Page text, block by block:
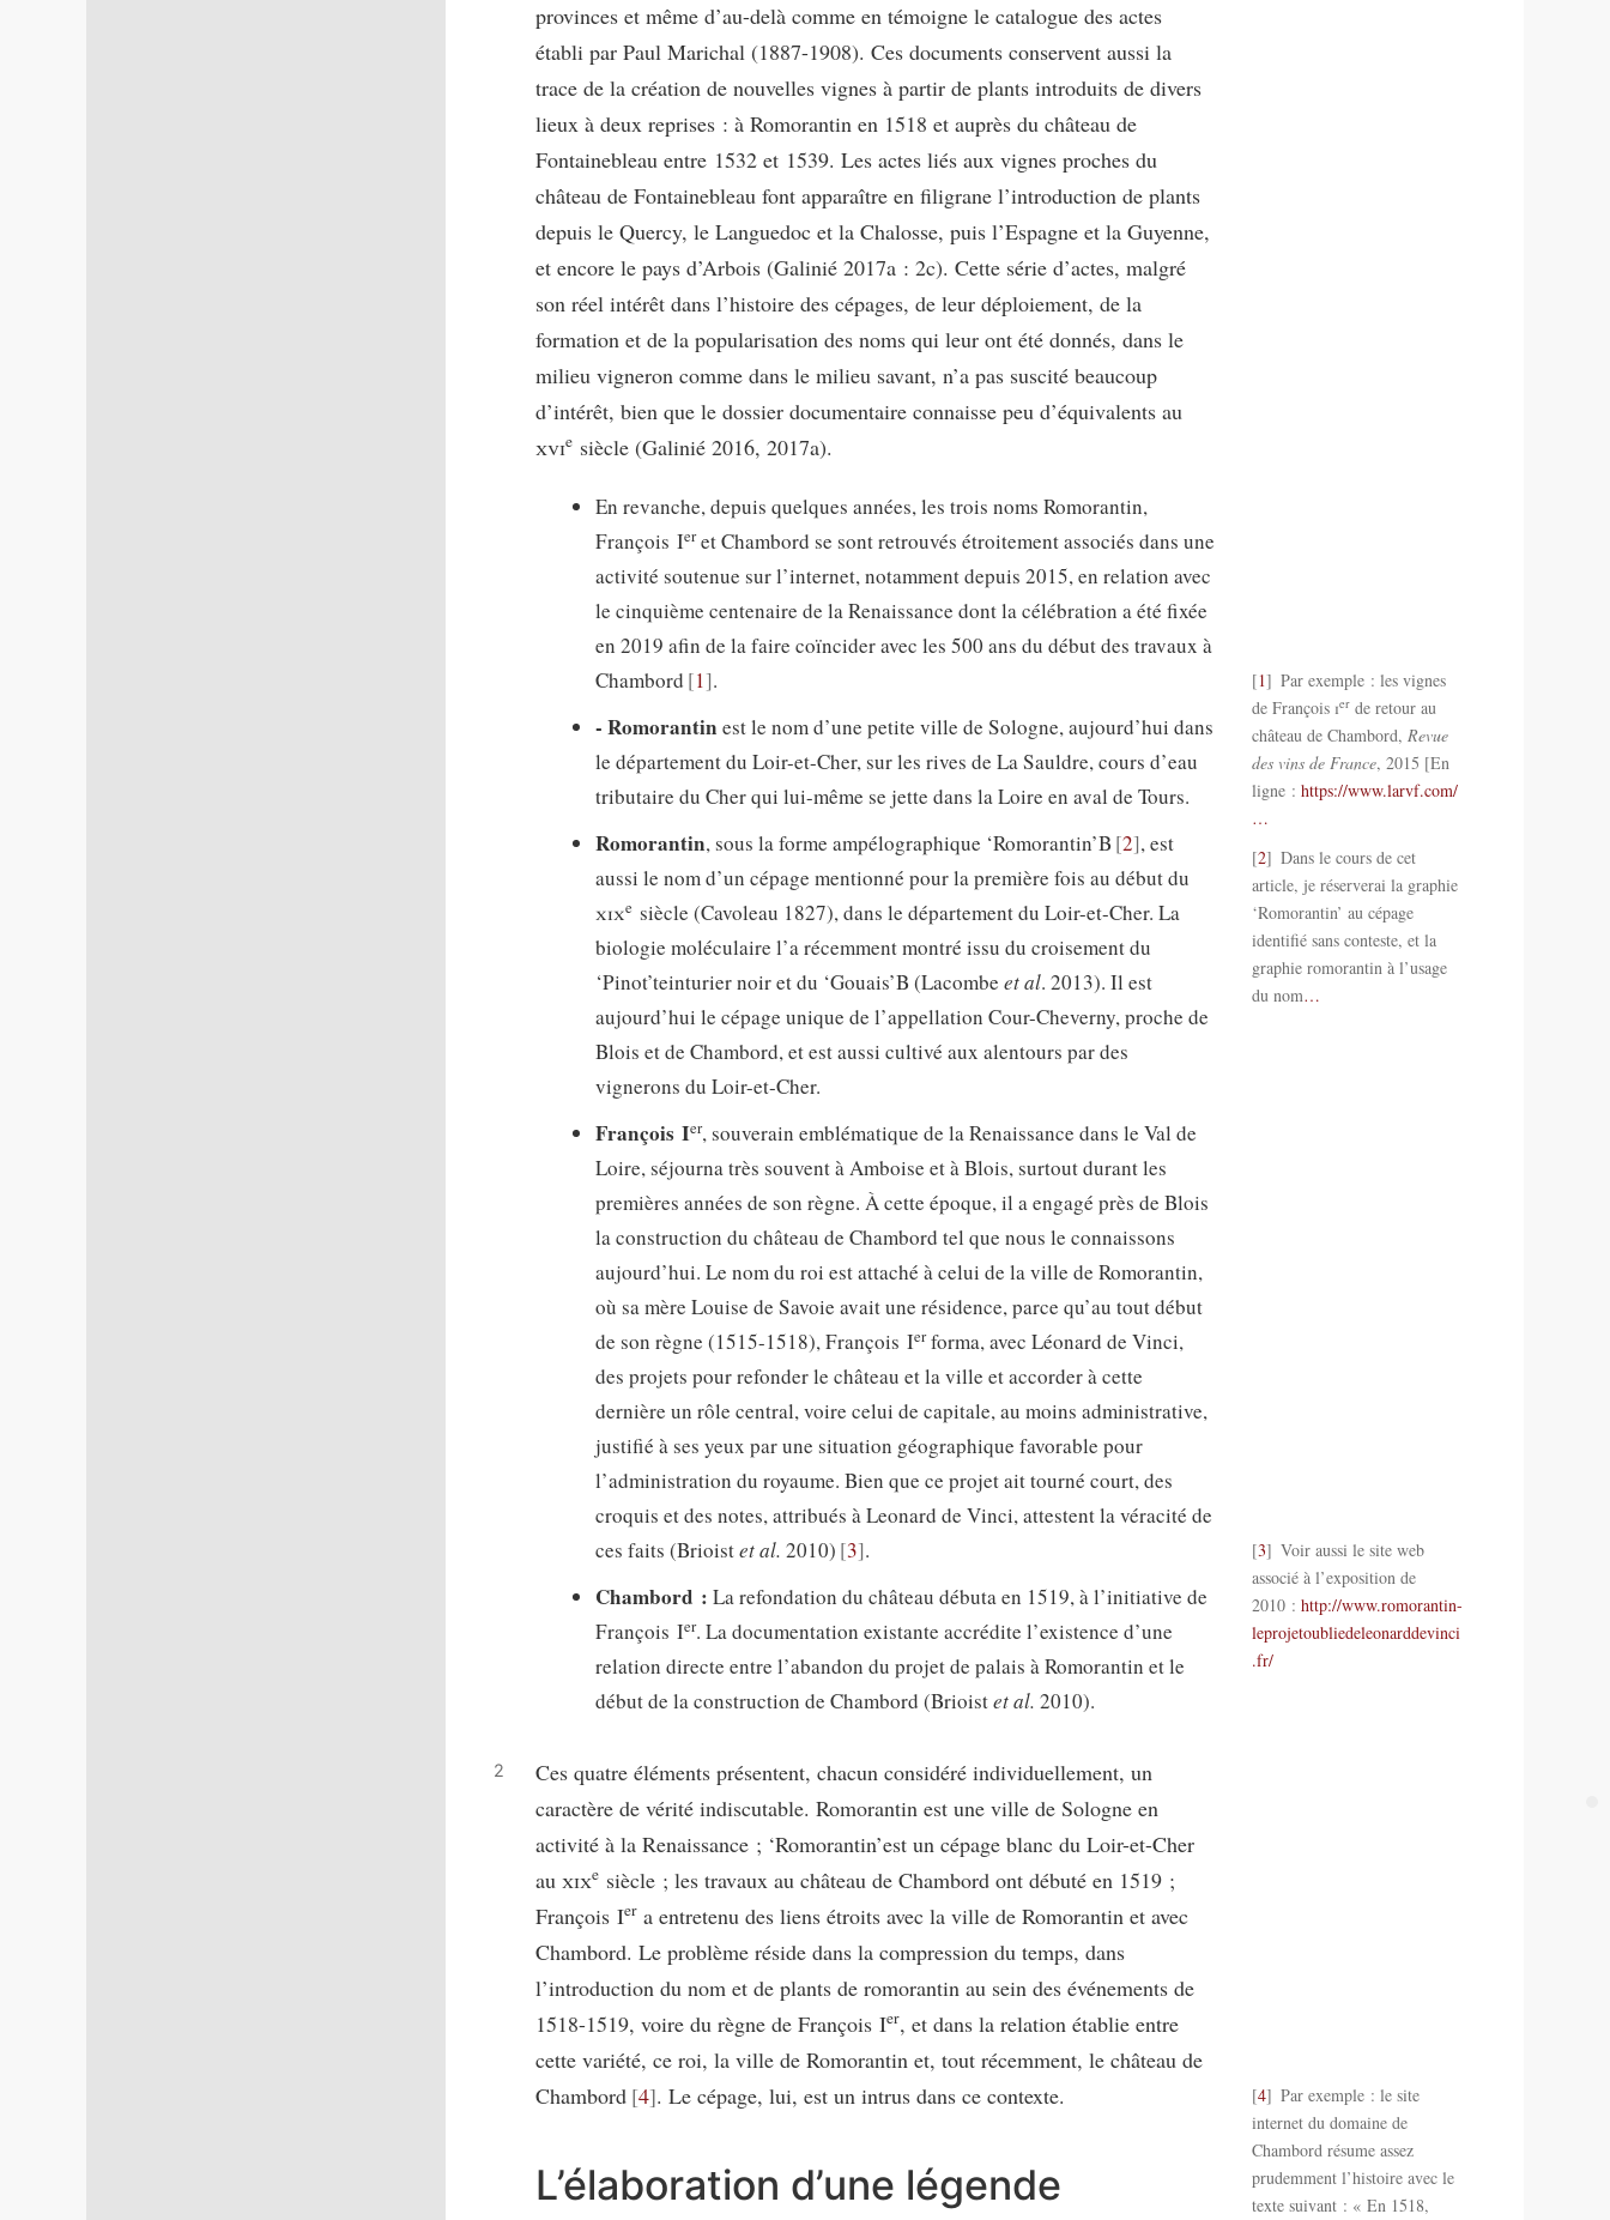
provinces et même d’au-delà comme en témoigne le catalogue des actes
établi par Paul Marichal (1887-1908). Ces documents conservent aussi la
trace de la création de nouvelles vignes à partir de plants introduits de divers
lieux à deux reprises : à Romorantin en 1518 et auprès du château de
Fontainebleau entre 1532 et 1539. Les actes liés aux vignes proches du
château de Fontainebleau font apparaître en filigrane l’introduction de plants
depuis le Quercy, le Languedoc et la Chalosse, puis l’Espagne et la Guyenne,
et encore le pays d’Arbois (Galinié 2017a : 2c). Cette série d’actes, malgré
son réel intérêt dans l’histoire des cépages, de leur déploiement, de la
formation et de la popularisation des noms qui leur ont été donnés, dans le
milieu vigneron comme dans le milieu savant, n’a pas suscité beaucoup
d’intérêt, bien que le dossier documentaire connaisse peu d’équivalents au
xvie siècle (Galinié 2016, 2017a).
En revanche, depuis quelques années, les trois noms Romorantin,
François Ieret Chambord se sont retrouvés étroitement associés dans une
activité soutenue sur l’internet, notamment depuis 2015, en relation avec
le cinquième centenaire de la Renaissance dont la célébration a été fixée
en 2019 afin de la faire coïncider avec les 500 ans du début des travaux à
Chambord 1 .
- Romorantin est le nom d’une petite ville de Sologne, aujourd’hui dans
le département du Loir-et-Cher, sur les rives de La Sauldre, cours d’eau
tributaire du Cher qui lui-même se jette dans la Loire en aval de Tours.
Romorantin, sous la forme ampélographique ‘Romorantin’B 2 , est
aussi le nom d’un cépage mentionné pour la première fois au début du
xixe siècle (Cavoleau 1827), dans le département du Loir-et-Cher. La
biologie moléculaire l’a récemment montré issu du croisement du
‘Pinot’teinturier noir et du ‘Gouais’B (Lacombe et al. 2013). Il est
aujourd’hui le cépage unique de l’appellation Cour-Cheverny, proche de
Blois et de Chambord, et est aussi cultivé aux alentours par des
vignerons du Loir-et-Cher.
François Ier, souverain emblématique de la Renaissance dans le Val de
Loire, séjourna très souvent à Amboise et à Blois, surtout durant les
premières années de son règne. À cette époque, il a engagé près de Blois
la construction du château de Chambord tel que nous le connaissons
aujourd’hui. Le nom du roi est attaché à celui de la ville de Romorantin,
où sa mère Louise de Savoie avait une résidence, parce qu’au tout début
de son règne (1515-1518), François Ierforma, avec Léonard de Vinci,
des projets pour refonder le château et la ville et accorder à cette
dernière un rôle central, voire celui de capitale, au moins administrative,
justifié à ses yeux par une situation géographique favorable pour
l’administration du royaume. Bien que ce projet ait tourné court, des
croquis et des notes, attribués à Leonard de Vinci, attestent la véracité de
ces faits (Brioistet al. 2010) 3 .
Chambord : La refondation du château débuta en 1519, à l’initiative de
François Ier. La documentation existante accrédite l’existence d’une
relation directe entre l’abandon du projet de palais à Romorantin et le
début de la construction de Chambord (Brioistet al. 2010).
Ces quatre éléments présentent, chacun considéré individuellement, un
caractère de vérité indiscutable. Romorantin est une ville de Sologne en
activité à la Renaissance ; ‘Romorantin’est un cépage blanc du Loir-et-Cher
au xixe siècle ; les travaux au château de Chambord ont débuté en 1519 ;
François Ier a entretenu des liens étroits avec la ville de Romorantin et avec
Chambord. Le problème réside dans la compression du temps, dans
l’introduction du nom et de plants de romorantin au sein des événements de
1518-1519, voire du règne de François Ier, et dans la relation établie entre
cette variété, ce roi, la ville de Romorantin et, tout récemment, le château de
Chambord 4 . Le cépage, lui, est un intrus dans ce contexte.
L’élaboration d’une légende
1
Par exemple : les vignes
de François ierde retour au
château de Chambord, Revue
des vins de France, 2015 [En
ligne : https://www.larvf.com/
…
2
Dans le cours de cet
article, je réserverai la graphie
‘Romorantin’ au cépage
identifié sans conteste, et la
graphie romorantin à l’usage
du nom…
3
Voir aussi le site web
associé à l’exposition de
2010 : http://www.romorantin-
leprojetoubliedeleonarddevinci
.fr/
4
Par exemple : le site
internet du domaine de
Chambord résume assez
prudemment l’histoire avec le
texte suivant : « En 1518,